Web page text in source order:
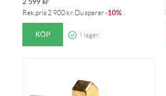
Rek.pris 2 900 kr. Du sparar-10%
KÖP I lager.